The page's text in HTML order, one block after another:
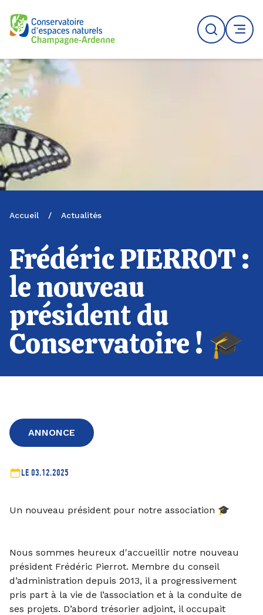
Logo du CENCA
Recherche
MENU
Accueil / Actualités
Frédéric PIERROT :
le nouveau
président du
Conservatoire ! 🎓
ANNONCE
LE 03.12.2025
Un nouveau président pour notre association 🎓
Nous sommes heureux d'accueillir notre nouveau
président Frédéric Pierrot. Membre du conseil
d’administration depuis 2013, il a progressivement
pris part à la vie de l’association et à la conduite de
ses projets. D’abord trésorier adjoint, il occupait